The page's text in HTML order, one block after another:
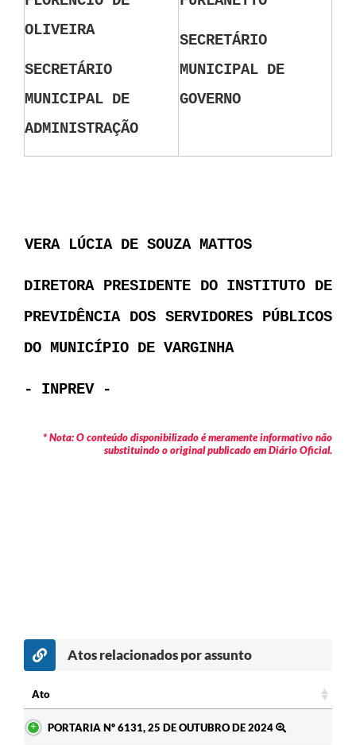
OLIVEIRA
SECRETÁRIO
MUNICIPAL DE
ADMINISTRAÇÃO
SECRETÁRIO
MUNICIPAL DE
GOVERNO
VERA LÚCIA DE SOUZA MATTOS
DIRETORA PRESIDENTE DO INSTITUTO DE
PREVIDÊNCIA DOS SERVIDORES PÚBLICOS
DO MUNICÍPIO DE VARGINHA
- INPREV -
* Nota: O conteúdo disponibilizado é meramente informativo não
substituindo o original publicado em Diário Oficial.
Atos relacionados por assunto
Ato
PORTARIA Nº 6131, 25 DE OUTUBRO DE 2024